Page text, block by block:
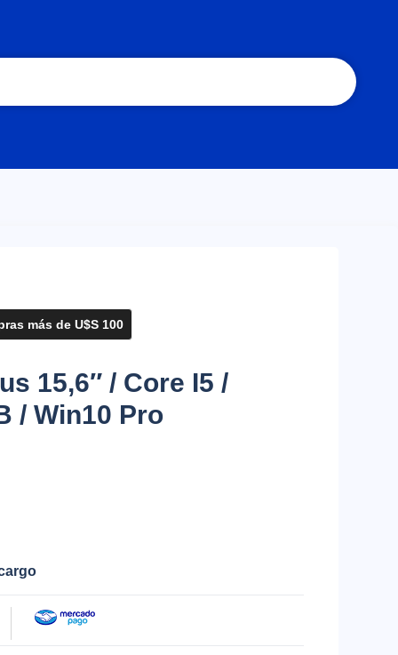
más de U$S 100
15,6″ / Core I5 /
/ Win10 Pro